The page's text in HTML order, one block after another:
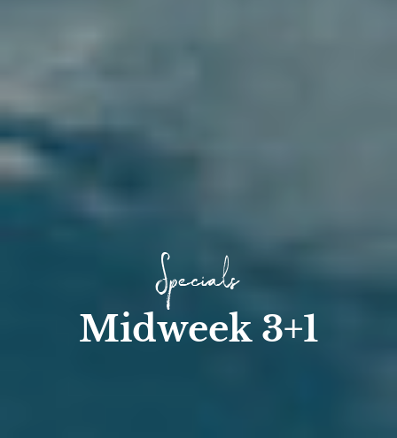
Specials
Midweek 3+1